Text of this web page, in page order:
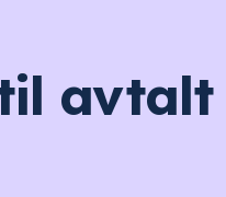
avtalt